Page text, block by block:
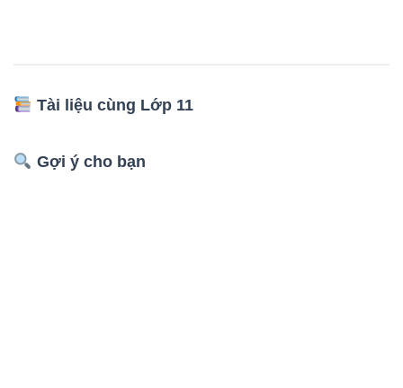
Tài liệu cùng Lớp 11
Gợi ý cho bạn